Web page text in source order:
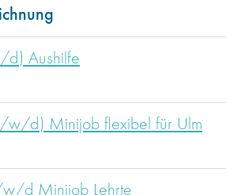
d) Aushilfe
w/d) Minijob flexibel für Ulm
w/d Minijob Lehrte